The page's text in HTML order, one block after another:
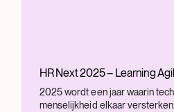
HR Next 2025 – Learning
2025 wordt een jaar waarin
menselijkheid elkaar